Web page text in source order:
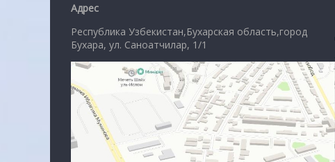
Адрес
Республика Узбекистан,Бухарская область,город
Бухара, ул. Саноатчилар, 1/1